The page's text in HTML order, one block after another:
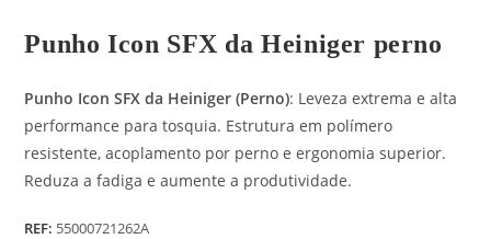
Punho Icon SFX da Heiniger perno
Punho Icon SFX da Heiniger (Perno): Leveza extrema e alta
performance para tosquia. Estrutura em polímero
resistente, acoplamento por perno e ergonomia superior.
Reduza a fadiga e aumente a produtividade.
REF: 55000721262A